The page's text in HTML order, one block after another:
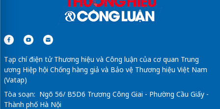
Tạp chí điện tử Thương hiệu và Công luận của cơ quan Trung
ương Hiệp hội Chống hàng giả và Bảo vệ Thương hiệu Việt Nam
(Vatap)
Tòa soạn: Ngõ 56/ B5D6 Trương Công Giai - Phường Cầu Giấy -
Thành phố Hà Nội